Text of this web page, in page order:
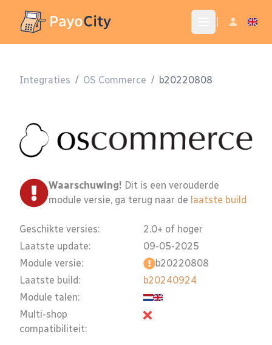
Integraties / OS Commerce / b20220808
Waarschuwing! Dit is een verouderde
module versie, ga terug naar de laatste build
Geschikte versies:
Laatste update:
Module versie:
Laatste build:
Module talen:
Multi-shop
compatibiliteit:
2.0+ of hoger
09-05-2025
b20220808
b20240924